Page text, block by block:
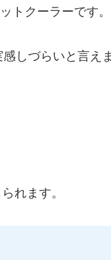
トクーラーです。
しづらいと言えま
れます。